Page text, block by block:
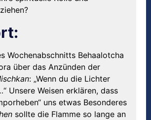
Wochenabschnitts Behaalotcha
über das Anzünden der
: „Wenn du die Lichter
Unsere Weisen erklären, dass
uns etwas Besonderes
sollte die Flamme so lange an